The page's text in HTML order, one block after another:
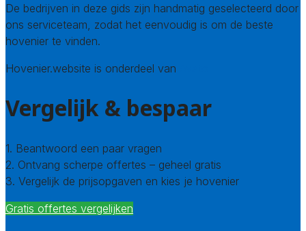
De bedrijven in deze gids zijn handmatig geselecteerd door
ons serviceteam, zodat het eenvoudig is om de beste
hovenier te vinden.
Hovenier.website is onderdeel van
Vergelijk & bespaar
1. Beantwoord een paar vragen
2. Ontvang scherpe offertes – geheel gratis
3. Vergelijk de prijsopgaven en kies je hovenier
Gratis offertes vergelijken